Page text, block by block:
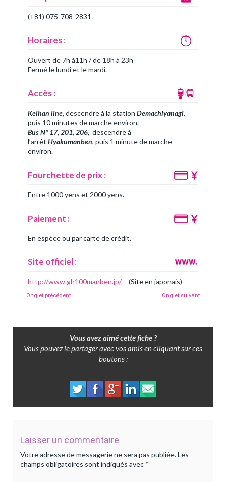
(+81) 075-708-2831
Horaires:
Ouvert de 7h à11h / de 18h à 23h
Fermé le lundi et le mardi.
Accès :
Keihan line,descendre à la station Demachiyanagi,
puis 10 minutes de marche environ.
Bus N° 17, 201, 206, descendre à
l’arrêt Hyakumanben, puis 1 minute de marche
environ.
Fourchette de prix:
Entre 1000 yens et 2000 yens.
Paiement :
En espèce ou par carte de crédit.
Site officiel:
http://www.gh100manben.jp/(Site en japonais)
Onglet précédent Onglet suivant
Vous avez aimé cette fiche ?
Vous pouvez le partager avec vos amis en cliquant sur ces
boutons :
Laisser un commentaire
Votre adresse de messagerie ne sera pas publiée.Les
champs obligatoires sont indiqués avec *